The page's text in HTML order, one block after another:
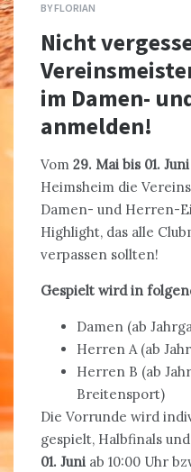
BYFLORIAN
Nicht
im Damen-
anmelden!
Vom 29. Mai bis 01.
Heimsheim die
Damen- und Herren-
Highlight, das alle
verpassen sollten!
Gespielt wird in
Damen (ab
Herren A (ab
Herren B (ab
Breitensport)
Die Vorrunde wird
gespielt, Halbfinals
01. Juni ab 10:00 Uhr